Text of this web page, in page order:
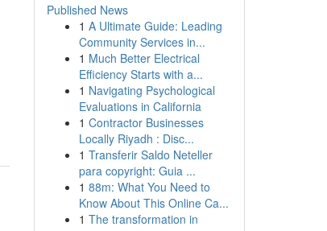
Published News
1 A Ultimate Guide: Leading
Community Services in...
1 Much Better Electrical
Efficiency Starts with a...
1 Navigating Psychological
Evaluations in California
1 Contractor Businesses
Locally Riyadh : Disc...
1 Transferir Saldo Neteller
para copyright: Guia ...
1 88m: What You Need to
Know About This Online Ca...
1 The transformation in